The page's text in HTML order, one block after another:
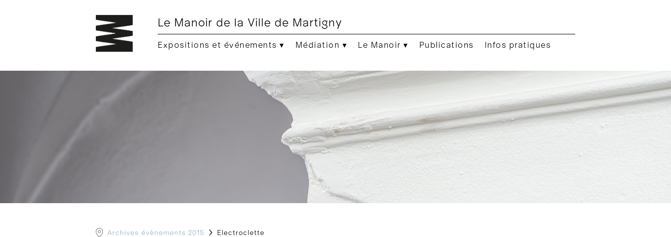
Le Manoir de la Ville de Martigny
Expositions et événements ▾ Médiation ▾ Le Manoir ▾ Publications Infos pratiques
Archives évènements 2015 Electroclette